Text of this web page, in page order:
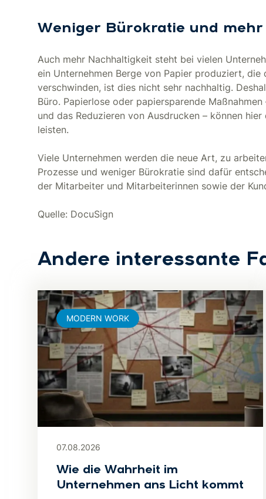
Weniger Bürokratie und
Auch mehr Nachhaltigkeit steht bei vielen
ein Unternehmen Berge von Papier produziert,
verschwinden, ist dies nicht sehr nachhaltig.
Büro. Papierlose oder papiersparende
und das Reduzieren von Ausdrucken – können
leisten.
Viele Unternehmen werden die neue Art, zu
Prozesse und weniger Bürokratie sind dafür
der Mitarbeiter und Mitarbeiterinnen sowie der
Quelle: DocuSign
Andere interessante
07.08.2026
Wie die Wahrheit im
Unternehmen ans Licht kommt
MODERN WORK